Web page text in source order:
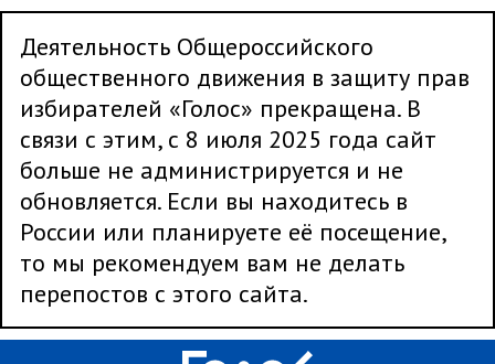
Деятельность Общероссийского
общественного движения в защиту прав
избирателей «Голос» прекращена. В
связи с этим, с 8 июля 2025 года сайт
больше не администрируется и не
обновляется. Если вы находитесь в
России или планируете её посещение,
то мы рекомендуем вам не делать
перепостов с этого сайта.